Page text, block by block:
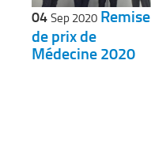
04Sep 2020 Remise
de prix de
Médecine 2020